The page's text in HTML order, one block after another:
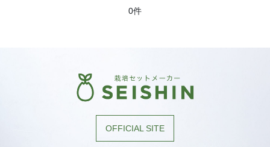
0件
OFFICIAL SITE